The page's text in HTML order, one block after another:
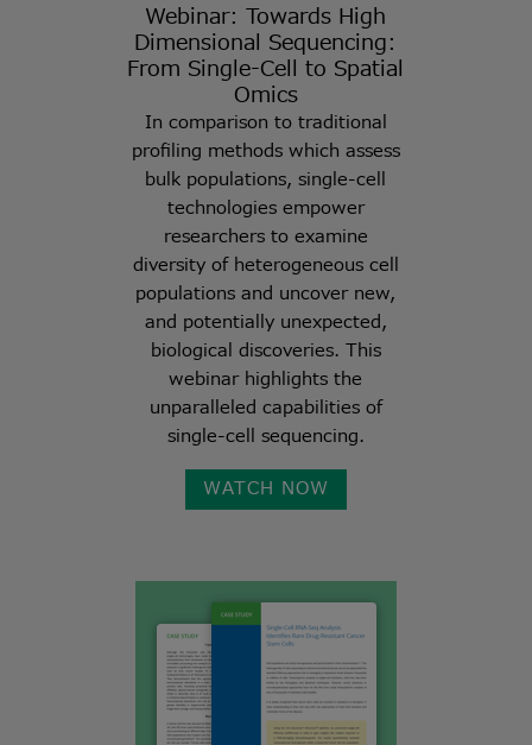
Webinar: Towards High
Dimensional Sequencing:
From Single-Cell to Spatial
Omics
In comparison to traditional
profiling methods which assess
bulk populations, single-cell
technologies empower
researchers to examine
diversity of heterogeneous cell
populations and uncover new,
and potentially unexpected,
biological discoveries. This
webinar highlights the
unparalleled capabilities of
single-cell sequencing.
WATCH NOW